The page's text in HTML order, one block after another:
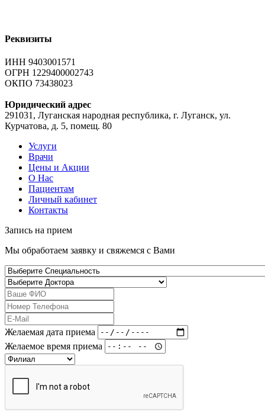
Реквизиты
ИНН 9403001571
ОГРН 1229400002743
ОКПО 73438023
Юридический адрес
291031, Луганская народная республика, г. Луганск, ул.
Курчатова, д. 5, помещ. 80
Услуги
Врачи
Цены и Акции
О Нас
Пациентам
Личный кабинет
Контакты
Запись на прием
Мы обработаем заявку и свяжемся с Вами
Желаемая дата приема
Желаемое время приема